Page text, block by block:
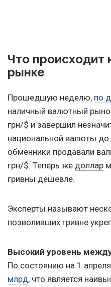
Что происходит
рынке
Прошедшую неделю, по
наличный валютный
грн/$ и завершил
национальной валюты
обменники продавали
грн/$. Теперь же доллар
гривны дешевле.
Эксперты называют
позволивших гривне
Высокий уровень
По состоянию на 1
млрд, что является